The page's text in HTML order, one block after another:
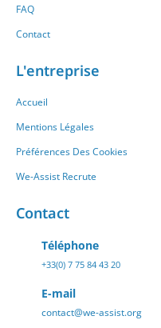
FAQ
Contact
L'entreprise
Accueil
Mentions Légales
Préférences Des Cookies
We-Assist Recrute
Contact
Téléphone
+33(0) 7 75 84 43 20
E-mail
contact@we-assist.org